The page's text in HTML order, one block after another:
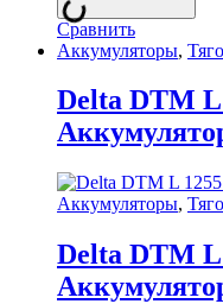
Сравнить
Аккумуляторы,
Delta DTM
Аккумуляторы,
Delta DTM